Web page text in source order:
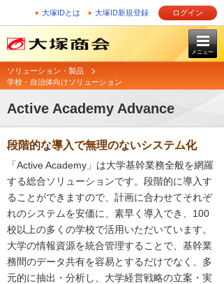
大塚IDとは 大塚ID新規登録 ログイン
メニュー
ソリューション・製品
学校・自治体向けソリューション
Active Academy Advance
段階的な導入で無理のないシステム化
「Active Academy」は大学基幹業務全般を網羅
する総合ソリューションです。段階的に導入す
ることができますので、計画に合わせてそれぞ
れのシステムを安価に、素早く導入でき、100
校以上の多くの学校で活用いただいています。
大学の情報資源を統合管理することで、基幹業
務間のデータ共有を容易とするだけでなく、多
元的に抽出・分析し、大学経営戦略の立案・実